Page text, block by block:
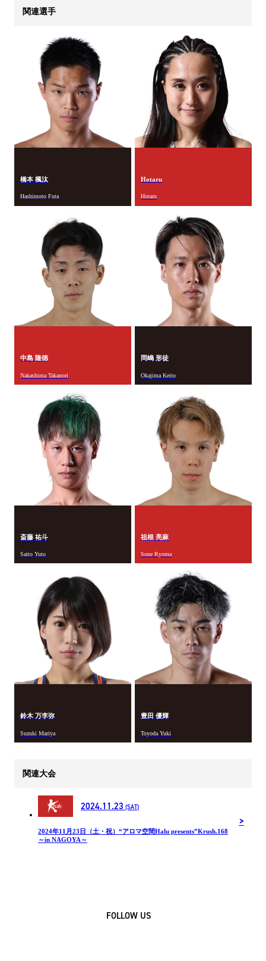
関連選手
橋本 楓汰
Hashimoto Futa
Hotaru
Hotaru
中島 隆徳
Nakashima Takanori
岡嶋 形徒
Okajima Keito
斎藤 祐斗
Saito Yuto
祖根 亮麻
Sone Ryoma
鈴木 万李弥
Suzuki Mariya
豊田 優輝
Toyoda Yuki
関連大会
2024.11.23 (SAT)
2024年11月23日（土・祝）“アロマ空間Halu presents”Krush.168
～in NAGOYA～
FOLLOW US